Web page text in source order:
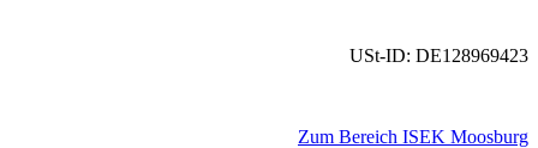
USt-ID: DE128969423
Zum Bereich ISEK Moosburg